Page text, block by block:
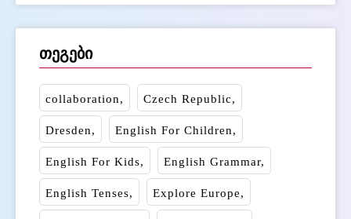
თეგები
collaboration Czech Republic
Dresden English For Children
English For Kids English Grammar
English Tenses Explore Europe